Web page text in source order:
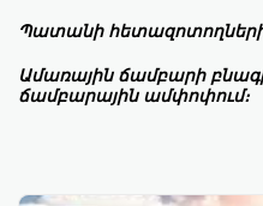
Պատանի
Ամառային ճամբարի
ճամբարային ամփոփում։